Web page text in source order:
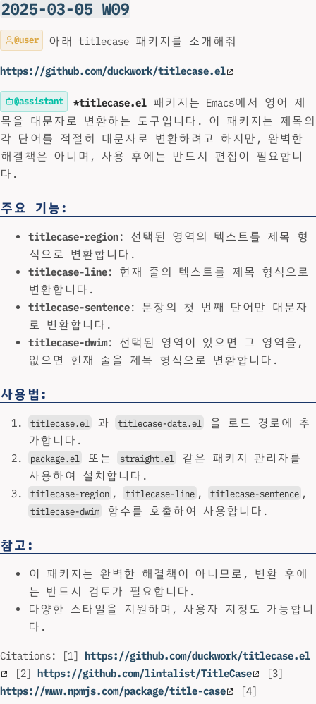
2025-03-05 W09
@user 아래 titlecase 패키지를 소개해줘
https://github.com/duckwork/titlecase.el
@assistant *titlecase.el 패키지는 Emacs에서 영어 제
목을 대문자로 변환하는 도구입니다. 이 패키지는 제목의
각 단어를 적절히 대문자로 변환하려고 하지만, 완벽한
해결책은 아니며, 사용 후에는 반드시 편집이 필요합니
다.
주요 기능:
titlecase-region: 선택된 영역의 텍스트를 제목 형
식으로 변환합니다.
titlecase-line: 현재 줄의 텍스트를 제목 형식으로
변환합니다.
titlecase-sentence: 문장의 첫 번째 단어만 대문자
로 변환합니다.
titlecase-dwim: 선택된 영역이 있으면 그 영역을,
없으면 현재 줄을 제목 형식으로 변환합니다.
사용법:
titlecase.el 과 titlecase-data.el
을 로드 경로에 추
가합니다.
package.el 또는 straight.el
같은 패키지 관리자를
사용하여 설치합니다.
titlecase-region , titlecase-line , titlecase-sentence ,
titlecase-dwim 함수를 호출하여 사용합니다.
참고:
이 패키지는 완벽한 해결책이 아니므로, 변환 후에
는 반드시 검토가 필요합니다.
다양한 스타일을 지원하며, 사용자 지정도 가능합니
다.
Citations: [1] https://github.com/duckwork/titlecase.el
[2] https://github.com/lintalist/TitleCase
[3]
https://www.npmjs.com/package/title-case
[4]